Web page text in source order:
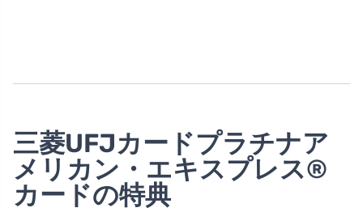
三菱UFJカードプラチナア
メリカン・エキスプレス®
カードの特典